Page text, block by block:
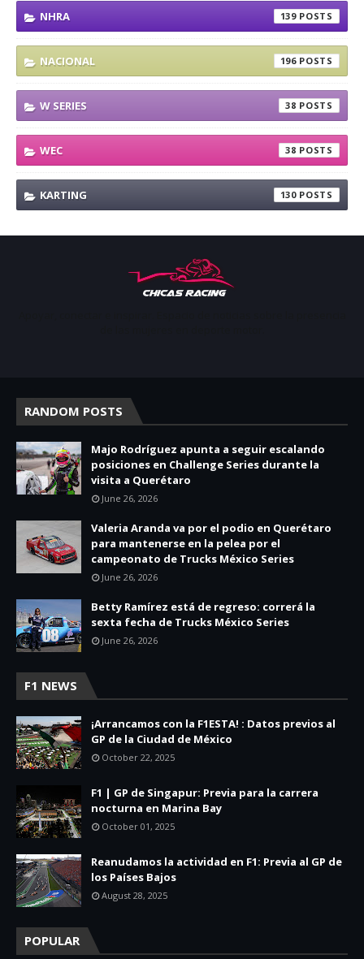
NHRA 139
NACIONAL 196
W SERIES 38
WEC 38
KARTING 130
RANDOM POSTS
Majo Rodríguez apunta a seguir escalando
posiciones en Challenge Series durante la
visita a Querétaro
June 26, 2026
Valeria Aranda va por el podio en Querétaro
para mantenerse en la pelea por el
campeonato de Trucks México Series
June 26, 2026
Betty Ramírez está de regreso: correrá la
sexta fecha de Trucks México Series
June 26, 2026
F1 NEWS
¡Arrancamos con la F1ESTA! : Datos previos al
GP de la Ciudad de México
October 22, 2025
F1 | GP de Singapur: Previa para la carrera
nocturna en Marina Bay
October 01, 2025
Reanudamos la actividad en F1: Previa al GP de
los Países Bajos
August 28, 2025
POPULAR